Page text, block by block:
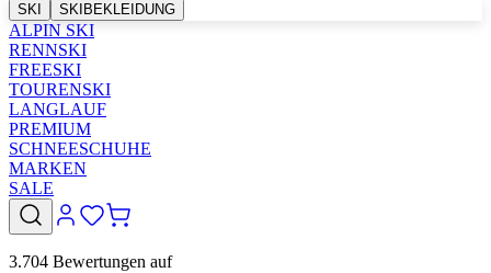
SKI SKIBEKLEIDUNG
ALPIN SKI
RENNSKI
FREESKI
TOURENSKI
LANGLAUF
PREMIUM
SCHNEESCHUHE
MARKEN
SALE
3.704 Bewertungen auf